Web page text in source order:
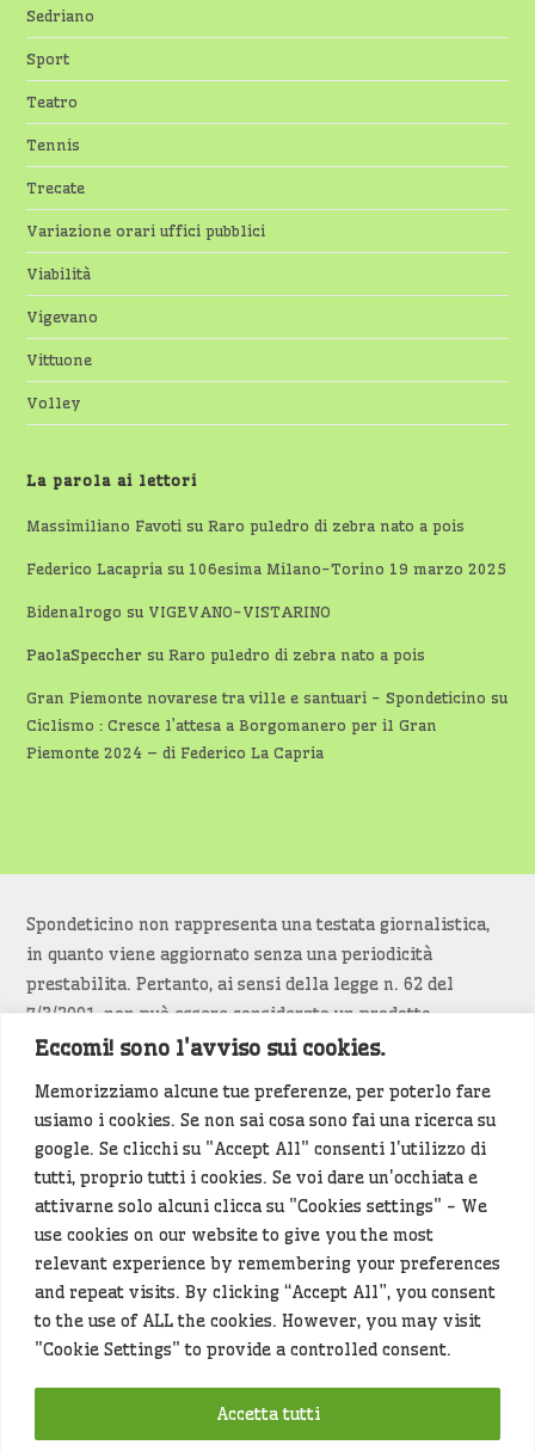
Eccomi! sono l'avviso sui cookies.
Memorizziamo alcune tue preferenze, per poterlo fare
usiamo i cookies. Se non sai cosa sono fai una ricerca su
google. Se clicchi su "Accept All" consenti l'utilizzo di
tutti, proprio tutti i cookies. Se voi dare un'occhiata e
attivarne solo alcuni clicca su "Cookies settings" - We
use cookies on our website to give you the most
relevant experience by remembering your preferences
and repeat visits. By clicking “Accept All”, you consent
to the use of ALL the cookies. However, you may visit
"Cookie Settings" to provide a controlled consent.
Accetta tutti
Sedriano
Sport
Teatro
Tennis
Trecate
Variazione orari uffici pubblici
Viabilità
Vigevano
Vittuone
Volley
La parola ai lettori
Massimiliano Favoti suRaro puledro di zebra nato a pois
Federico Lacapria su 106esima Milano-Torino 19 marzo 2025
Bidenalrogo su VIGEVANO-VISTARINO
PaolaSpeccher suRaro puledro di zebra nato a pois
Gran Piemonte novarese tra ville e santuari - Spondeticino su
Ciclismo : Cresce l’attesa a Borgomanero per il Gran
Piemonte 2024 – di Federico La Capria
Spondeticino non rappresenta una testata giornalistica,
in quanto viene aggiornato senza una periodicità
prestabilita. Pertanto, ai sensi della legge n. 62 del
7/3/2001, non può essere considerato un prodotto
editoriale.
Siamo attenti a non violare copyright e diritti
d’immagine. Se un contenuto è di tua proprietà e vuoi
richiederne la rimozionediccelo(<- clicca per inviarci un
messaggio).
Alcuni articoli sono generati in bozza rielaborando, con
l'intelligenza artificiale generativa, contenuti
provenienti da fonti istituzionali e altri siti di interesse
locale. Prima della pubblicazioni l'articolo viene
controllato dalla redazione.
Hey che fine fanno i miei dati (privacy policy)